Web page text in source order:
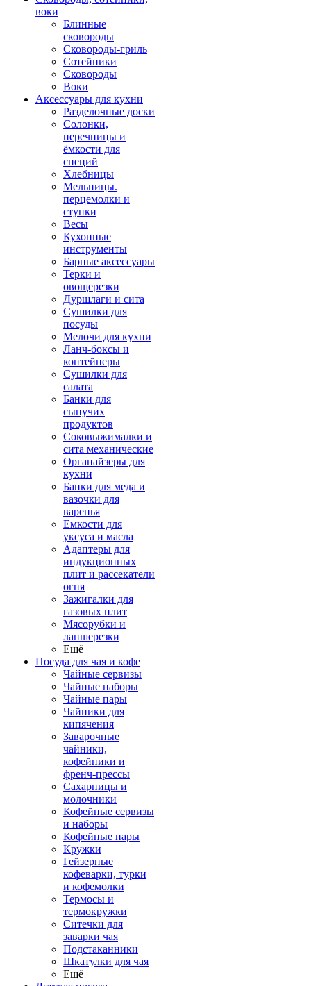
воки
Блинные
сковороды
Сковороды-гриль
Сотейники
Сковороды
Воки
Аксессуары для кухни
Разделочные доски
Солонки,
перечницы и
ёмкости для
специй
Хлебницы
Мельницы.
перцемолки и
ступки
Весы
Кухонные
инструменты
Барные аксессуары
Терки и
овощерезки
Дуршлаги и сита
Сушилки для
посуды
Мелочи для кухни
Ланч-боксы и
контейнеры
Сушилки для
салата
Банки для
сыпучих
продуктов
Соковыжималки и
сита механические
Органайзеры для
кухни
Банки для меда и
вазочки для
варенья
Емкости для
уксуса и масла
Адаптеры для
индукционных
плит и рассекатели
огня
Зажигалки для
газовых плит
Мясорубки и
лапшерезки
Ещё
Посуда для чая и кофе
Чайные сервизы
Чайные наборы
Чайные пары
Чайники для
кипячения
Заварочные
чайники,
кофейники и
френч-прессы
Сахарницы и
молочники
Кофейные сервизы
и наборы
Кофейные пары
Кружки
Гейзерные
кофеварки, турки
и кофемолки
Термосы и
термокружки
Ситечки для
заварки чая
Подстаканники
Шкатулки для чая
Ещё